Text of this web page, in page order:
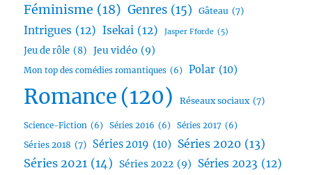
Féminisme (18) Genres (15) Gâteau (7)
Intrigues (12) Isekai (12) Jasper Fforde (5)
Jeu de rôle (8) Jeu vidéo (9)
Mon top des comédies romantiques (6) Polar (10)
Romance (120) Réseaux sociaux (7)
Science-Fiction (6) Séries 2016 (6) Séries 2017 (6)
Séries 2018 (7) Séries 2019 (10) Séries 2020 (13)
Séries 2021 (14) Séries 2022 (9) Séries 2023 (12)